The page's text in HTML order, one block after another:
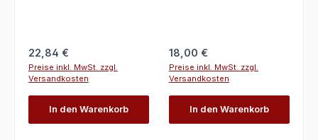
Regulärer Preis:
22,84 €
Preise inkl. MwSt. zzgl.
Versandkosten
In den Warenkorb
Regulärer Preis:
18,00 €
Preise inkl. MwSt. zzgl.
Versandkosten
In den Warenkorb